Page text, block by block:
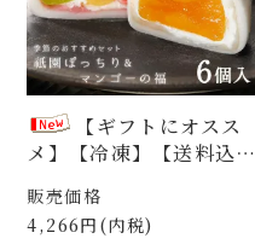
【ギフトにオスス
メ】【冷凍】【送料込】
せ 祇園ぽっちり＆マン
ゴーの福 各3個入（FP
販売価格
4,266円(内税)